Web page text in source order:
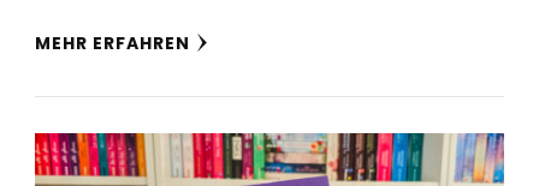
MEHR ERFAHREN